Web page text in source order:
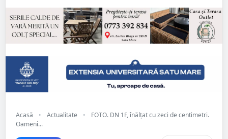
Acasă • Actualitate •
FOTO. DN 1F, înălțat cu zeci de centimetri.
Oameni...